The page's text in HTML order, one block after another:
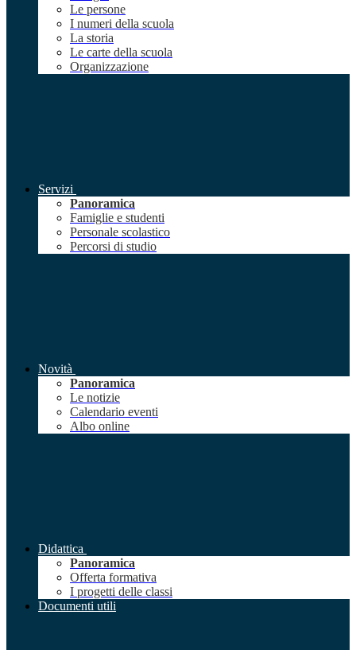
Le persone
I numeri della scuola
La storia
Le carte della scuola
Organizzazione
Servizi
Panoramica
Famiglie e studenti
Personale scolastico
Percorsi di studio
Novità
Panoramica
Le notizie
Calendario eventi
Albo online
Didattica
Panoramica
Offerta formativa
I progetti delle classi
Documenti utili